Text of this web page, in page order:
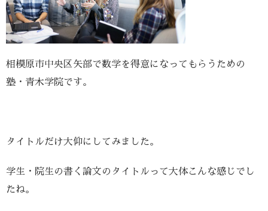
相模原市中央区矢部で数学を得意になってもらうための
塾・青木学院です。
タイトルだけ大仰にしてみました。
学生・院生の書く論文のタイトルって大体こんな感じでし
たね。